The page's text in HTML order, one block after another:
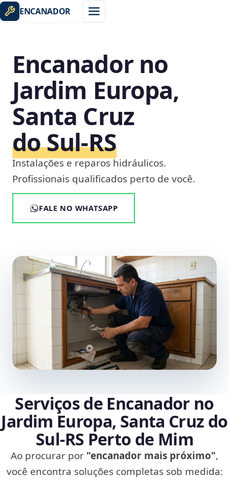
ENCANADOR
Encanador no
Jardim Europa,
Santa Cruz
do Sul‑RS
Instalações e reparos hidráulicos.
Profissionais qualificados perto de você.
FALE NO WHATSAPP
Serviços de Encanador no
Jardim Europa, Santa Cruz do
Sul‑RS Perto de Mim
Ao procurar por "encanador mais próximo",
você encontra soluções completas sob medida: